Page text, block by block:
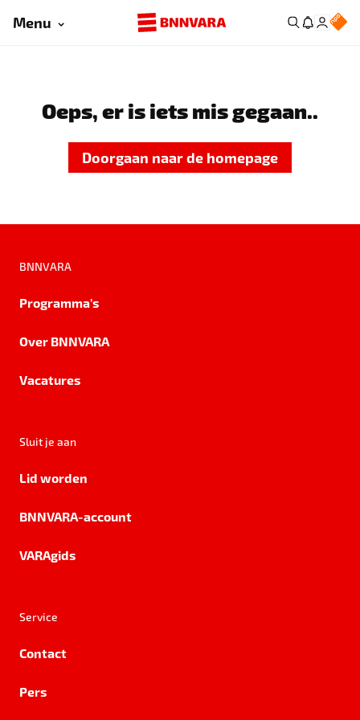
Menu
Oeps, er is iets mis gegaan..
Doorgaan naar de homepage
BNNVARA
Programma's
Over BNNVARA
Vacatures
Sluit je aan
Lid worden
BNNVARA-account
VARAgids
Service
Contact
Pers